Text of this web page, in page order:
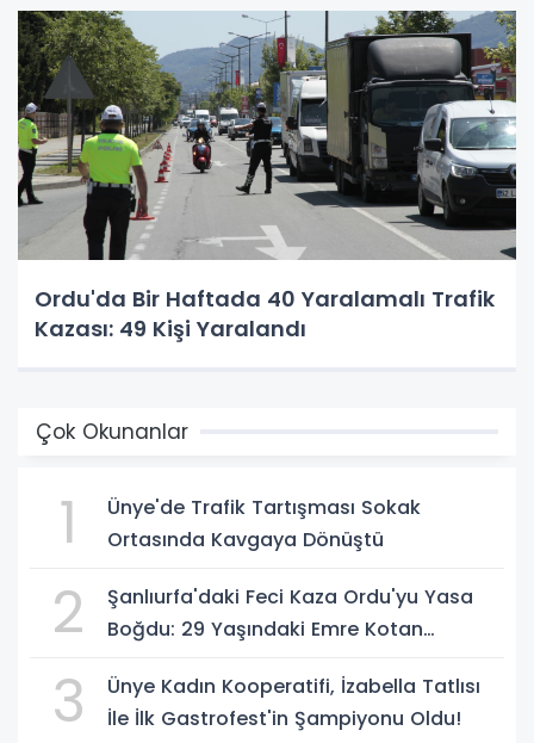
Ordu'da Bir Haftada 40 Yaralamalı Trafik
Kazası: 49 Kişi Yaralandı
Çok Okunanlar
1
Ünye'de Trafik Tartışması Sokak
Ortasında Kavgaya Dönüştü
2
Şanlıurfa'daki Feci Kaza Ordu'yu Yasa
Boğdu: 29 Yaşındaki Emre Kotan
3
Ünye Kadın Kooperatifi, İzabella Tatlısı
İle İlk Gastrofest'in Şampiyonu Oldu!